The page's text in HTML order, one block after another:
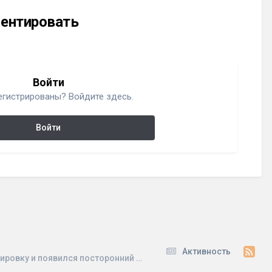
Войти
Войдите здесь.
Войти
Активность
Ремонт платы управления sauno (211.142.99) после замены l6203 ось работает без нагрузки, но под нагрузкой не выбивает гравировку и появился посторонний звук